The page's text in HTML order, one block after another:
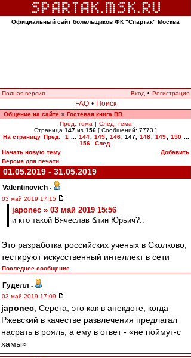
Официальный сайт болельщиков ФК "Спартак" Москва
Полная версия Вход • Регистрация
FAQ • Поиск
Общение на сайте » Гостевая книга ВВ
Пред. тема | След. тема
Страница 147 из 156 [ Сообщений: 7773 ]
На страницу Пред. 1 144 145 146 147, 148 149 150
156
След.
Начать новую тему
Добавить
Версия для печати
01.05.2019 - 31.05.2019
Valentinovich -
03 май 2019 17:15
japonec » 03 май 2019 15:56
и кто такой Вячеслав блин Юрьич?..
Это разработка российских ученых в Сколково,
тестируют искусственный интеллект в сети
Последнее сообщение
Гуделл -
03 май 2019 17:09
japonec , Серега, это как в анекдоте, когда
Ржевский в качестве развлечения предлагал
насрать в рояль, а ему в ответ - «не поймут-с
хамы»